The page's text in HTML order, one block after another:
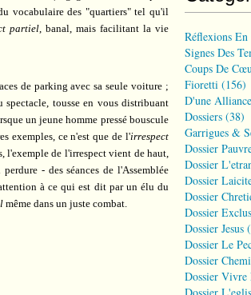
vocabulaire des "quartiers" tel qu'il
partiel, banal, mais facilitant la vie
de parking avec sa seule voiture ;
tousse en vous distribuant
un jeune homme pressé bouscule
exemples, ce n'est que de l'irrespect
l'exemple de l'irrespect vient de haut,
- des séances de l'Assemblée
à ce qui est dit par un élu du
même dans un juste combat.
Réflexions
Signes Des
Coups De
Fioretti (156)
D'une
Dossiers (38)
Garrigues &
Dossier
Dossier
Dossier
Dossier
Dossier Exclus
Dossier Jesus
Dossier Le
Dossier
Dossier